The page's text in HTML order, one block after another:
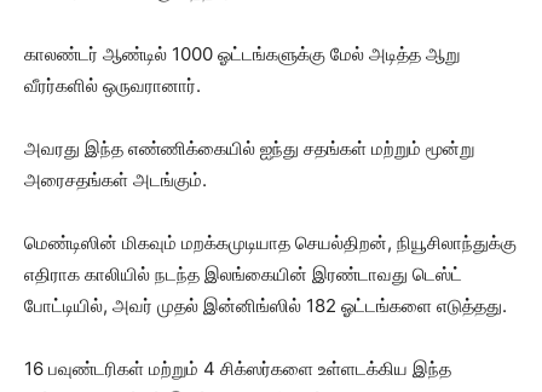
காலண்டர் ஆண்டில் 1000 ஓட்டங்களுக்கு மேல் அடித்த ஆறு
வீரர்களில் ஒருவரானார்.
அவரது இந்த எண்ணிக்கையில் ஐந்து சதங்கள் மற்றும் மூன்று
அரைசதங்கள் அடங்கும்.
மெண்டிஸின் மிகவும் மறக்கமுடியாத செயல்திறன், நியூசிலாந்துக்கு
எதிராக காலியில் நடந்த இலங்கையின் இரண்டாவது டெஸ்ட்
போட்டியில், அவர் முதல் இன்னிங்ஸில் 182 ஓட்டங்கள‍ை எடுத்தது.
16 பவுண்டரிகள் மற்றும் 4 சிக்ஸர்களை உள்ளடக்கிய இந்த